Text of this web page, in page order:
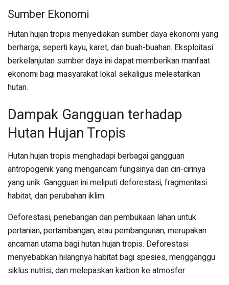
Sumber Ekonomi
Hutan hujan tropis menyediakan sumber daya ekonomi yang
berharga, seperti kayu, karet, dan buah-buahan. Eksploitasi
berkelanjutan sumber daya ini dapat memberikan manfaat
ekonomi bagi masyarakat lokal sekaligus melestarikan
hutan.
Dampak Gangguan terhadap
Hutan Hujan Tropis
Hutan hujan tropis menghadapi berbagai gangguan
antropogenik yang mengancam fungsinya dan ciri-cirinya
yang unik. Gangguan ini meliputi deforestasi, fragmentasi
habitat, dan perubahan iklim.
Deforestasi, penebangan dan pembukaan lahan untuk
pertanian, pertambangan, atau pembangunan, merupakan
ancaman utama bagi hutan hujan tropis. Deforestasi
menyebabkan hilangnya habitat bagi spesies, mengganggu
siklus nutrisi, dan melepaskan karbon ke atmosfer.